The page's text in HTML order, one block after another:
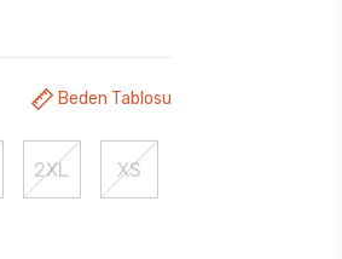
Beden Tablosu
2XL XS